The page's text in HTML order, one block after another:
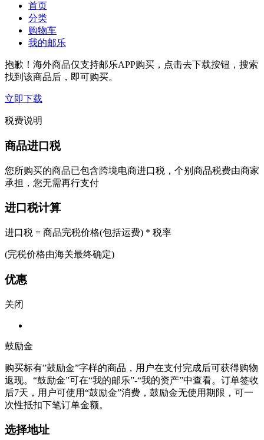
首页
分类
购物车
我的邮乐
抱歉！海外商品仅支持邮乐APP购买，点击去下载按钮，搜索
找到该商品后，即可购买。
立即下载
税费说明
商品进口税
您所购买的商品已包含跨境电商进口税，个别商品税费由商家
承担，您无需再行支付
进口税计算
进口税 = 商品完税价格(包括运费) * 税率
(完税价格由海关最终确定)
优惠
关闭
鼓励金
购买标有”鼓励金”字样的商品，用户在支付完成后可获得购物
返现。“鼓励金”可在“我的邮乐”-“我的资产”中查看。订单签收
后7天，用户可使用“鼓励金”消费，鼓励金无使用期限，可一
次性抵扣下笔订单金额。
选择地址